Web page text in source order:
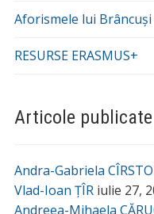
Aforismele lui Brâncuși
RESURSE ERASMUS+
Articole publicate
Andra-Gabriela
Vlad-Ioan ȚÎR iulie 27,
Andreea-Mihaela